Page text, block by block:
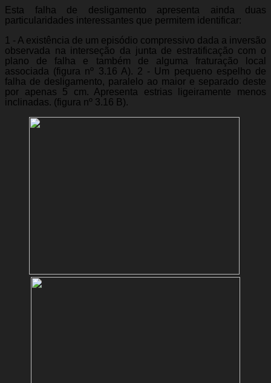
Esta falha de desligamento apresenta ainda duas
particularidades interessantes que permitem identificar:
1 - A existência de um episódio compressivo dada a inversão
observada na interseção da junta de estratificação com o
plano de falha e também de alguma fraturação local
associada (figura nº 3.16 A). 2 - Um pequeno espelho de
falha de desligamento, paralelo ao maior e separado deste
por apenas 5 cm. Apresenta estrias ligeiramente menos
inclinadas. (figura nº 3.16 B).